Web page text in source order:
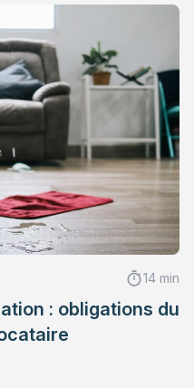
14 min
: obligations du